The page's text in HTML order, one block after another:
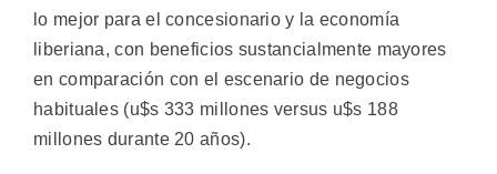
lo mejor para el concesionario y la economía
liberiana, con beneficios sustancialmente mayores
en comparación con el escenario de negocios
habituales (u$s 333 millones versus u$s 188
millones durante 20 años).